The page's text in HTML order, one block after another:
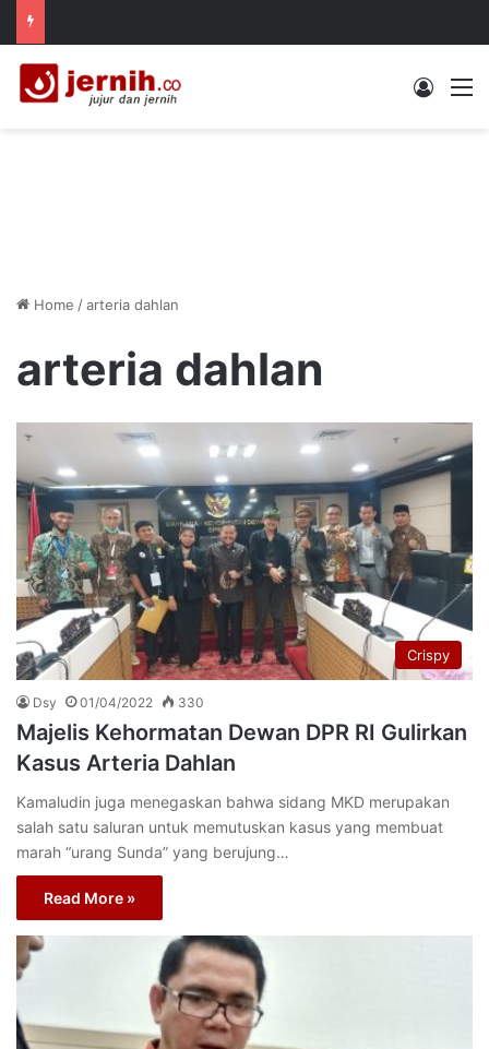
Log In
Home /arteria dahlan
arteria dahlan
Crispy
Dsy 01/04/2022 330
Majelis Kehormatan Dewan DPR RI Gulirkan
Kasus Arteria Dahlan
Kamaludin juga menegaskan bahwa sidang MKD merupakan
salah satu saluran untuk memutuskan kasus yang membuat
marah “urang Sunda” yang berujung…
Read More »